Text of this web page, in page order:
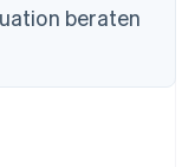
beraten